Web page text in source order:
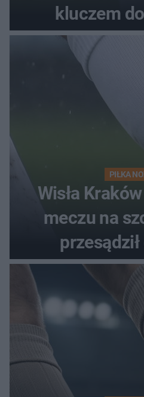
kluczem
PIŁKA
Wisła
meczu na